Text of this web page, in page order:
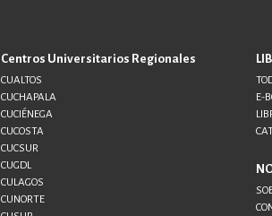
Centros Universitarios Regionales
CUALTOS
CUCHAPALA
CUCIÉNEGA
CUCOSTA
CUCSUR
CUGDL
CULAGOS
CUNORTE
E-